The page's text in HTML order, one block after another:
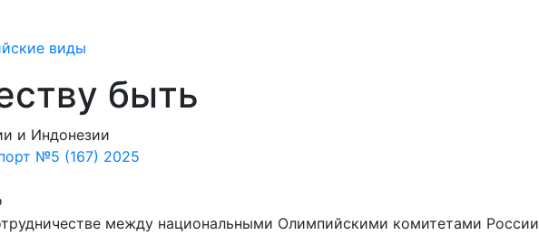
виды
быть
и Индонезии
№5 (167) 2025
между национальными Олимпийскими комитетами России